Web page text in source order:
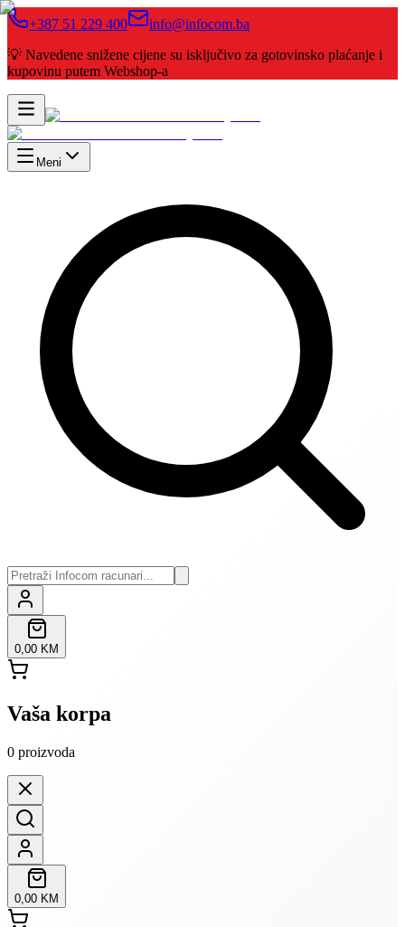
+387 51 229 400
info@infocom.ba
💡 Navedene snižene cijene su isključivo za gotovinsko plaćanje i
kupovinu putem Webshop-a
Meni
0,00 KM
Vaša korpa
0 proizvoda
0,00 KM